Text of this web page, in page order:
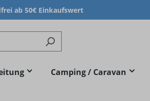
ab 50€ Einkaufswert
Camping / Caravan